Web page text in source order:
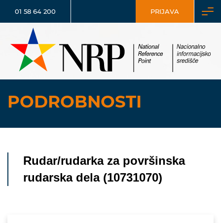
01 58 64 200 PRIJAVA
PODROBNOSTI
Rudar/rudarka za površinska
rudarska dela (10731070)